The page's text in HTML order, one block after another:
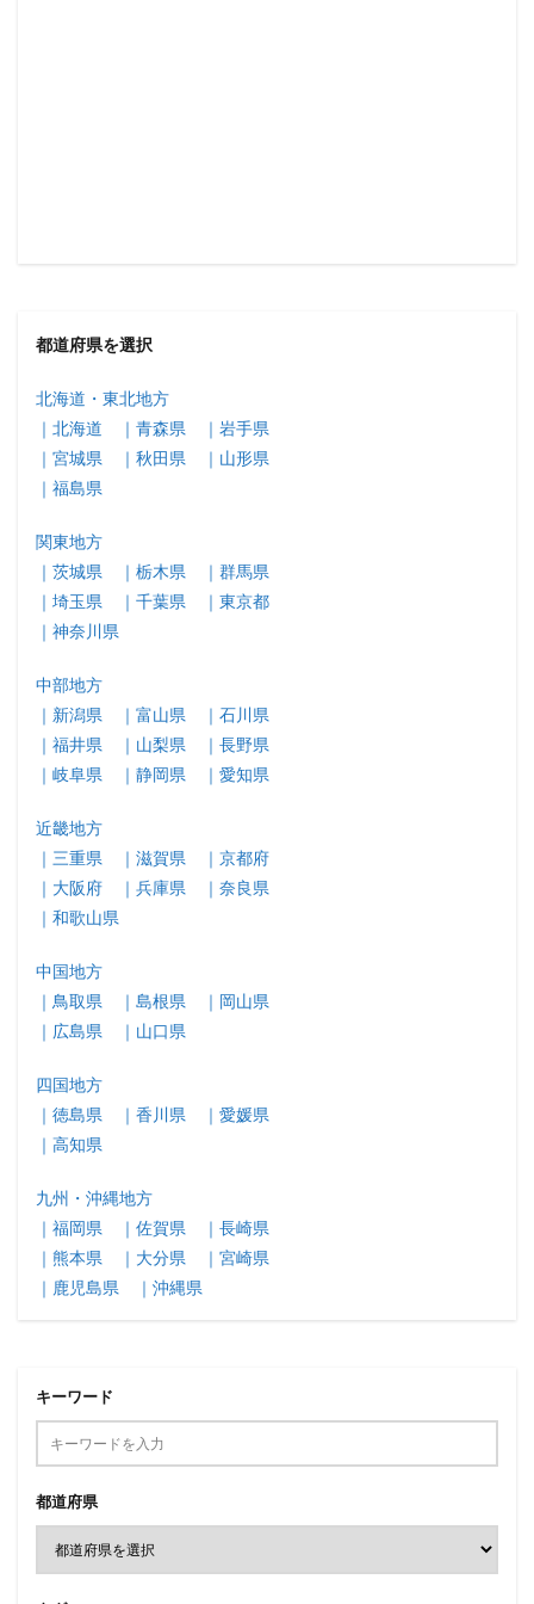
都道府県を選択
北海道・東北地方
｜北海道
｜青森県
｜岩手県
｜宮城県
｜秋田県
｜山形県
｜福島県
関東地方
｜茨城県
｜栃木県
｜群馬県
｜埼玉県
｜千葉県
｜東京都
｜神奈川県
中部地方
｜新潟県
｜富山県
｜石川県
｜福井県
｜山梨県
｜長野県
｜岐阜県
｜静岡県 ｜愛知県
近畿地方
｜三重県
｜滋賀県
｜京都府
｜大阪府
｜兵庫県
｜奈良県
｜和歌山県
中国地方
｜鳥取県
｜島根県
｜岡山県
｜広島県
｜山口県
四国地方
｜徳島県
｜香川県
｜愛媛県
｜高知県
九州・沖縄地方
｜福岡県
｜佐賀県
｜長崎県
｜熊本県
｜大分県
｜宮崎県
｜鹿児島県
｜沖縄県
キーワード
都道府県